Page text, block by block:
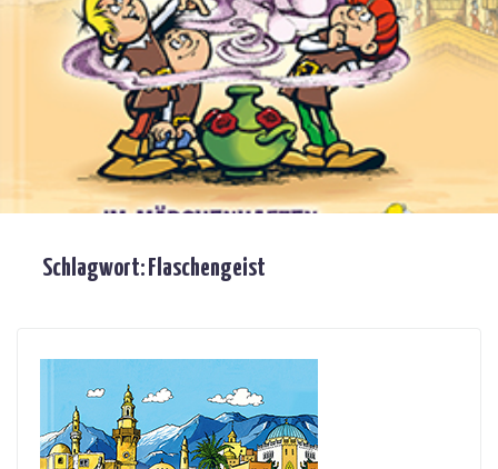
Schlagwort:Flaschengeist